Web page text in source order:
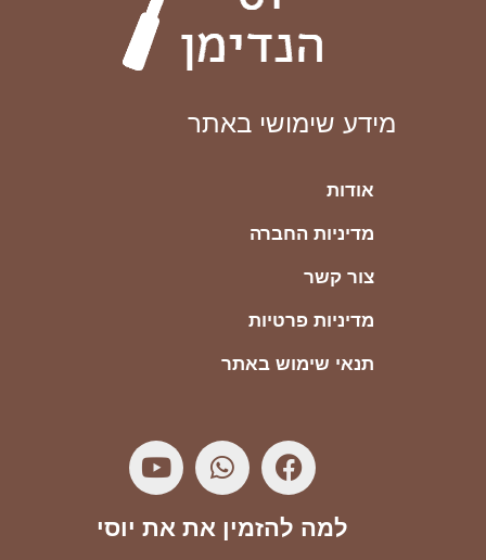
מידע שימושי באתר
אודות
מדיניות החברה
צור קשר
מדיניות פרטיות
תנאי שימוש באתר
למה להזמין את את יוסי